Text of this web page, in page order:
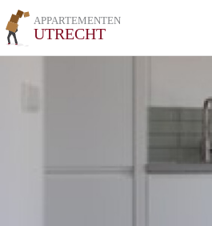
APPARTEMENTEN
UTRECHT